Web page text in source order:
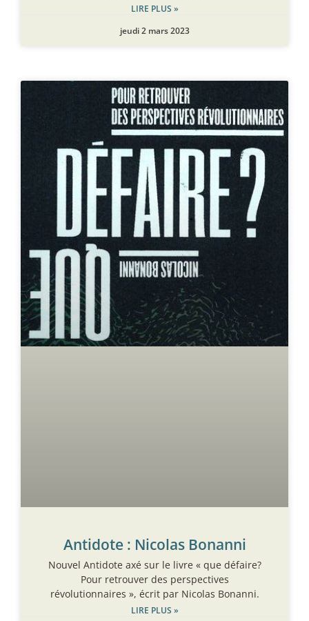
LIRE PLUS »
jeudi 2 mars 2023
Antidote : Nicolas Bonanni
Nouvel Antidote axé sur le livre « que défaire?
Pour retrouver des perspectives
révolutionnaires », écrit par Nicolas Bonanni.
LIRE PLUS »